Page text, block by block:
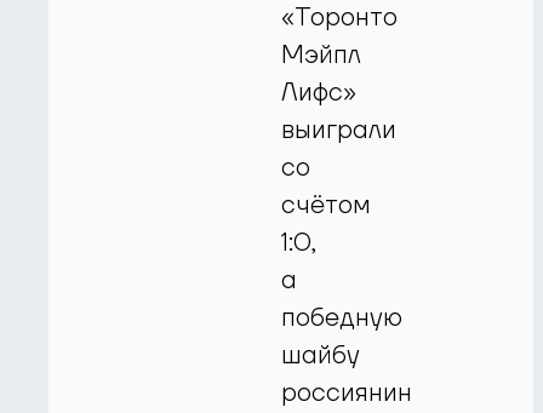
«Торонто
Мэйпл
Лифс»
выиграли
со
счётом
1:0,
а
победную
шайбу
россиянин